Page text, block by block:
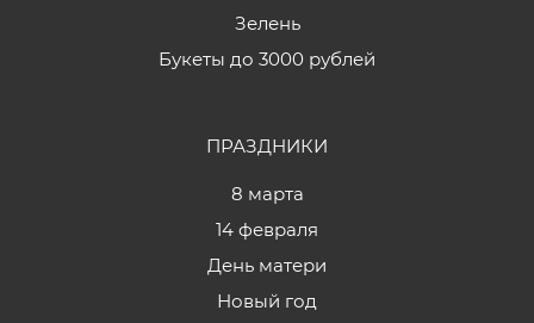
Зелень
Букеты до 3000 рублей
ПРАЗДНИКИ
8 марта
14 февраля
День матери
Новый год